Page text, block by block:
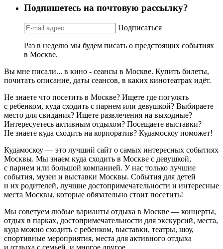
Подпишетесь на почтовую рассылку?
Подписаться
Раз в неделю мы будем писать о предстоящих событиях
в Москве.
Вы мне писали... в кино - сеансы в Москве. Купить билеты,
почитать описание, даты сеансов, в каких кинотеатрах идёт.
Не знаете что посетить в Москве? Ищете где погулять
с ребенком, куда сходить с парнем или девушкой? Выбираете
место для свидания? Ищете развлечения на выходные?
Интересуетесь активным отдыхом? Посещаете выставки?
Не знаете куда сходить на корпоратив? Кудамоскоу поможет!
Кудамоскоу — это лучший сайт о самых интересных событиях
Москвы. Мы знаем куда сходить в Москве с девушкой,
с парнем или большой компанией. У нас только лучшие
события, музеи и выставки Москвы. События для детей
и их родителей, лучшие достопримечательности и интересные
места Москвы, которые обязательно стоит посетить!
Мы советуем любые варианты отдыха в Москве — концерты,
отдых в парках, достопримечательности для экскурсий, места,
куда можно сходить с ребенком, выставки, театры, шоу,
спортивные мероприятия, места для активного отдыха
и отдыха с семьей, и многое другое.